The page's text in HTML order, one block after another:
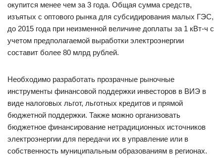
окупится менее чем за 3 года. Общая сумма средств,
изъятых с оптового рынка для субсидирования малых ГЭС,
до 2015 года при неизменной величине доплаты за 1 кВт-ч с
учетом предполагаемой выработки электроэнергии
составит более 80 млрд рублей.
Необходимо разработать прозрачные рыночные
инструменты финансовой поддержки инвесторов в ВИЭ в
виде налоговых льгот, льготных кредитов и прямой
бюджетной поддержки. Также можно организовать
бюджетное финансирование нетрадиционных источников
электроэнергии для передачи их в управление или в
собственность муниципальным образованиям в регионах.